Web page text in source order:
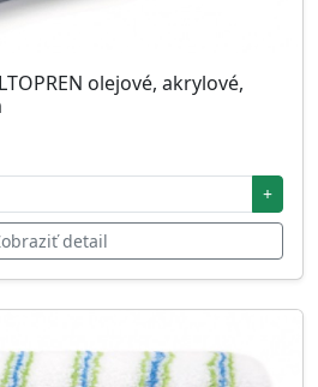
olejové, akrylové,
+
detail